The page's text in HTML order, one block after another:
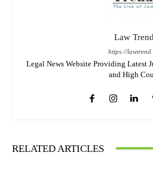
Law Trend
https://
Legal News Website Providing Latest
and High
RELATED ARTICLES